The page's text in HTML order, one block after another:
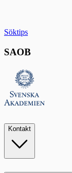
Söktips
SAOB
Kontakt